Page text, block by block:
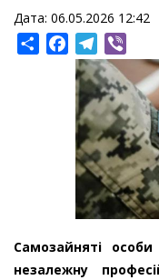
Дата: 06.05.2026 12:42
ShareFacebookTelegram
Самозайняті
незалежну